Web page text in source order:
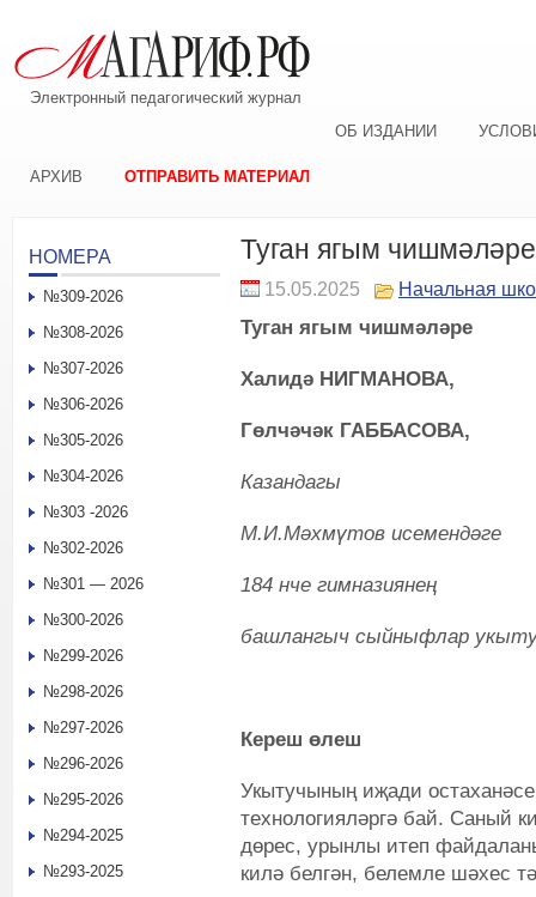
Электронный педагогический журнал
ОБ ИЗДАНИИ
АРХИВ ОТПРАВИТЬ МАТЕРИАЛ
Туган ягым чишмәләре
15.05.2025 Начальная
Туган ягым чишмәләре
Халидә НИГМАНОВА,
Гөлчәчәк ГАББАСОВА,
Казандагы
М.И.Мәхмүтов исемендәге
184 нче гимназиянең
башлангыч сыйныфлар
Кереш өлеш
Укытучының иҗади
технологияләргә бай. Саный
дөрес, урынлы итеп
килә белгән, белемле шәхес
НОМЕРА
№309-2026
№308-2026
№307-2026
№306-2026
№305-2026
№304-2026
№303 -2026
№302-2026
№301 — 2026
№300-2026
№299-2026
№298-2026
№297-2026
№296-2026
№295-2026
№294-2025
№293-2025